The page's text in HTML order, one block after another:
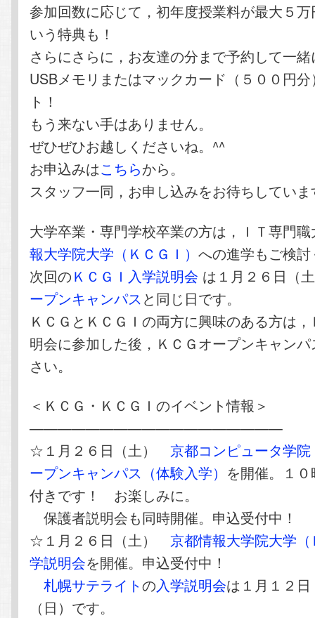
参加回数に応じて，初年度授業料が最大５
いう特典も！
さらにさらに，お友達の分まで予約して一
USBメモリまたはマックカード（５００円
ト！
もう来ない手はありません。
ぜひぜひお越しくださいね。^^
お申込みはこちらから。
スタッフ一同，お申し込みをお待ちしてい
大学卒業・専門学校卒業の方は，ＩＴ専門
報大学院大学（ＫＣＧＩ）への進学もご検
次回のＫＣＧＩ入学説明会 は１月２６日（
ープンキャンパス と同じ日です。
ＫＣＧとＫＣＧＩの両方に興味のある方は
明会に参加した後，ＫＣＧオープンキャン
さい。
＜ＫＣＧ・ＫＣＧＩのイベント情報＞
——————————————————
☆１月２６日（土） 京都コンピュータ学
ープンキャンパス（体験入学） を開催。１
付きです！ お楽しみに。
保護者説明会も同時開催。申込受付中！
☆１月２６日（土） 京都情報大学院大学
学説明会を開催。申込受付中！
札幌サテライトの入学説明会は１月１２
（日）です。